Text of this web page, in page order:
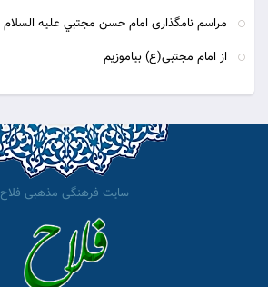
مراسم نامگذارى امام حسن مجتبي عليه السلام
از امام مجتبی(ع) بیاموزیم
سایت فرهنگی مذهبی فلاح